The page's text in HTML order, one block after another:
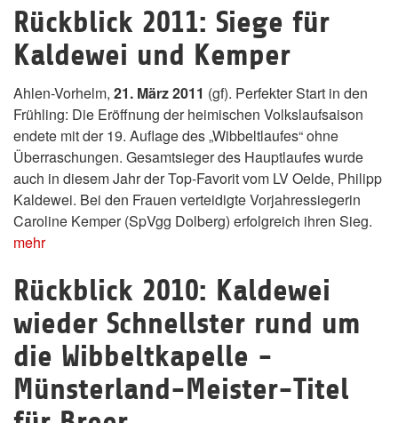
Rückblick 2011: Siege für
Kaldewei und Kemper
Ahlen-Vorhelm, 21. März 2011 (gf). Perfekter Start in den
Frühling: Die Eröffnung der heimischen Volkslaufsaison
endete mit der 19. Auflage des „Wibbeltlaufes“ ohne
Überraschungen. Gesamtsieger des Hauptlaufes wurde
auch in diesem Jahr der Top-Favorit vom LV Oelde, Philipp
Kaldewei. Bei den Frauen verteidigte Vorjahressiegerin
Caroline Kemper (SpVgg Dolberg) erfolgreich ihren Sieg.
mehr
Rückblick 2010: Kaldewei
wieder Schnellster rund um
die Wibbeltkapelle -
Münsterland-Meister-Titel